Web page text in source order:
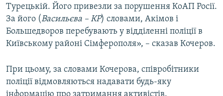
Турецькій. Його привезли за порушення КоАП Росії.
За його (Васильєва – КР) словами, Акімов і
Большедворов перебувають у відділенні поліції в
Київському районі Сімферополя», – сказав Кочеров.
При цьому, за словами Кочерова, співробітники
поліції відмовляються надавати будь-яку